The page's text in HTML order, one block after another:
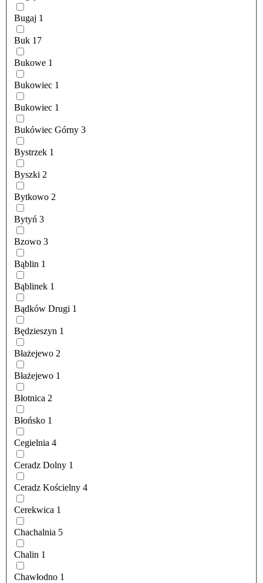
Bugaj 1
Buk 17
Bukowe 1
Bukowiec 1
Bukowiec 1
Bukówiec Górny 3
Bystrzek 1
Byszki 2
Bytkowo 2
Bytyń 3
Bzowo 3
Bąblin 1
Bąblinek 1
Bądków Drugi 1
Będzieszyn 1
Błażejewo 2
Błażejewo 1
Błotnica 2
Błońsko 1
Cegielnia 4
Ceradz Dolny 1
Ceradz Kościelny 4
Cerekwica 1
Chachalnia 5
Chalin 1
Chawłodno 1